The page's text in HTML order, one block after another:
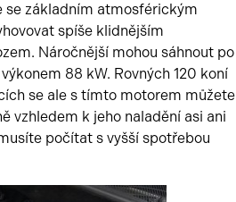
se základním atmosférickým
spíše klidnějším
Náročnější mohou sáhnout po
88 kW. Rovných 120 koní
se ale s tímto motorem můžete
vzhledem k jeho naladění asi ani
počítat s vyšší spotřebou